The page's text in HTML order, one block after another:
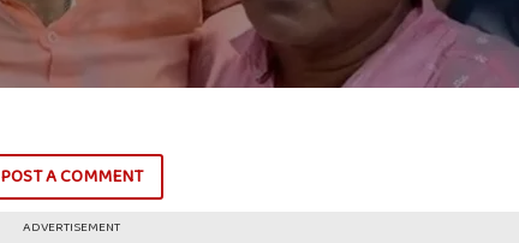
POST A COMMENT
ADVERTISEMENT